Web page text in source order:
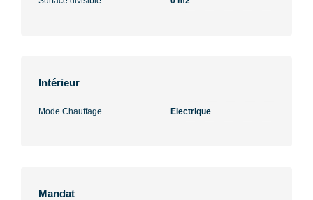
Intérieur
Mode Chauffage Electrique
Mandat